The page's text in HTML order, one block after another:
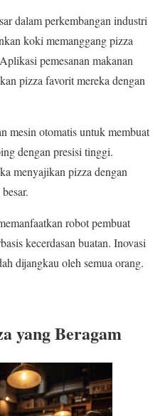
dalam perkembangan industri
koki memanggang pizza
pemesanan makanan
pizza favorit mereka dengan
mesin otomatis untuk membuat
dengan presisi tinggi.
menyajikan pizza dengan
robot pembuat
kecerdasan buatan. Inovasi
dijangkau oleh semua orang.
yang Beragam